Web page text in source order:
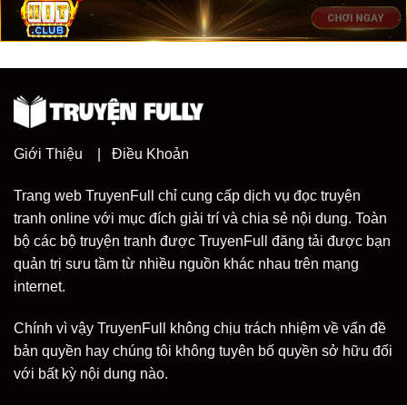
Giới Thiệu Điều Khoản
Trang web TruyenFull chỉ cung cấp dịch vụ đọc truyện
tranh online với mục đích giải trí và chia sẻ nội dung. Toàn
bộ các bộ truyện tranh được TruyenFull đăng tải được bạn
quản trị sưu tầm từ nhiều nguồn khác nhau trên mạng
internet.
Chính vì vậy TruyenFull không chịu trách nhiệm về vấn đề
bản quyền hay chúng tôi không tuyên bố quyền sở hữu đối
với bất kỳ nội dung nào.